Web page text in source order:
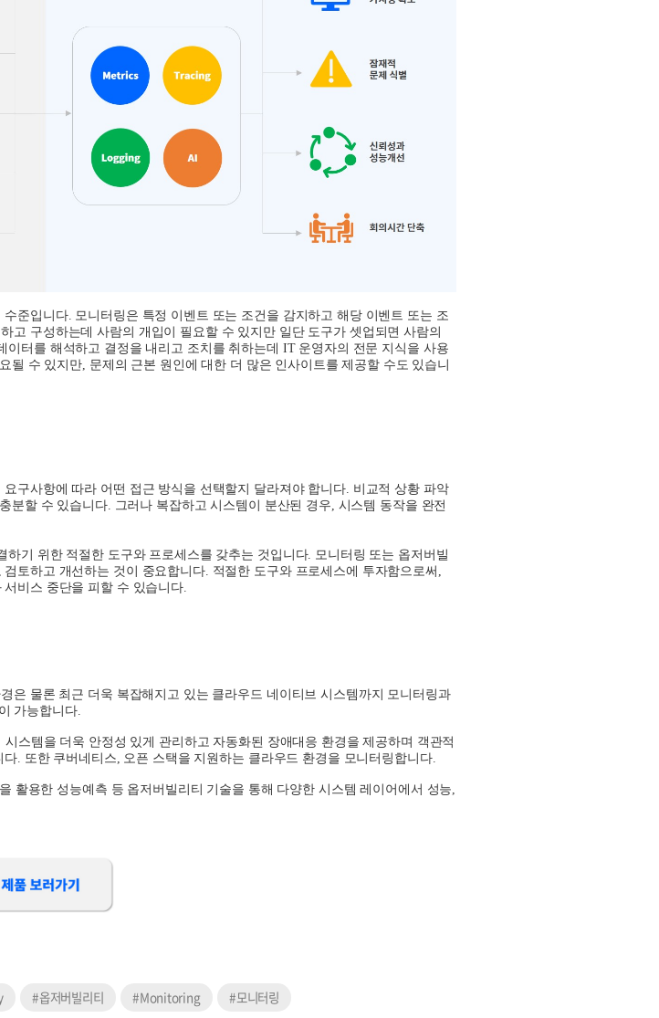
수준입니다. 모니터링은 특정 이벤트 또는 조건을 감지하고 해당 이벤트 또는 조
고 구성하는데 사람의 개입이 필요할 수 있지만 일단 도구가 셋업되면 사람의
이터를 해석하고 결정을 내리고 조치를 취하는데 IT 운영자의 전문 지식을 사용
될 수 있지만, 문제의 근본 원인에 대한 더 많은 인사이트를 제공할 수도 있습니
요구사항에 따라 어떤 접근 방식을 선택할지 달라져야 합니다. 비교적 상황 파악
분할 수 있습니다. 그러나 복잡하고 시스템이 분산된 경우, 시스템 동작을 완전
기 위한 적절한 도구와 프로세스를 갖추는 것입니다. 모니터링 또는 옵저버빌
토하고 개선하는 것이 중요합니다. 적절한 도구와 프로세스에 투자함으로써,
비스 중단을 피할 수 있습니다.
은 물론 최근 더욱 복잡해지고 있는 클라우드 네이티브 시스템까지 모니터링과
가능합니다.
스템을 더욱 안정성 있게 관리하고 자동화된 장애대응 환경을 제공하며 객관적
다. 또한 쿠버네티스, 오픈 스택을 지원하는 클라우드 환경을 모니터링합니다.
활용한 성능예측 등 옵저버빌리티 기술을 통해 다양한 시스템 레이어에서 성능,
#옵저버빌리티 #Monitoring #모니터링